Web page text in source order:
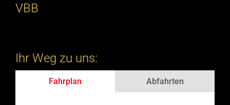
VBB
Ihr Weg zu uns:
Fahrplan Abfahrten